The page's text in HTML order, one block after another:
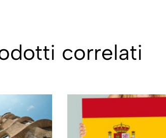
correlati